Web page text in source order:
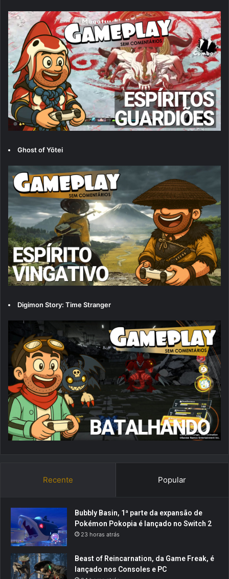
Ghost of Yōtei
Digimon Story: Time Stranger
Recente Popular
Bubbly Basin, 1ª parte da expansão de
Pokémon Pokopia é lançado no Switch 2
23 horas atrás
Beast of Reincarnation, da Game Freak, é
lançado nos Consoles e PC